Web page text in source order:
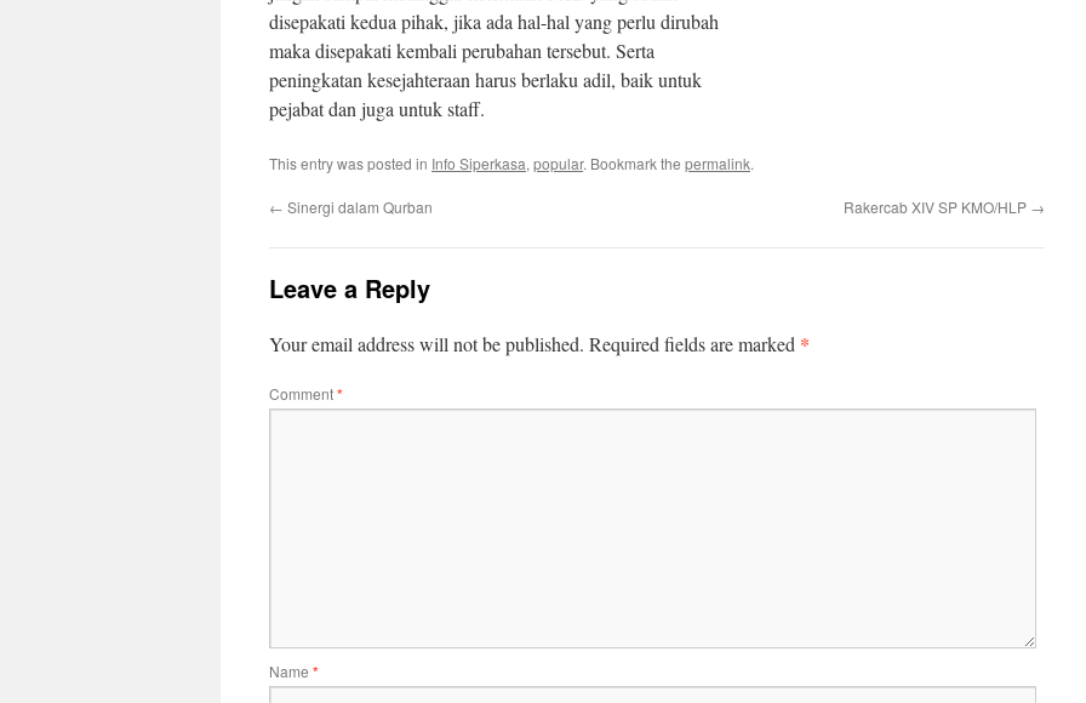
disepakati kedua pihak, jika ada hal-hal yang perlu dirubah
maka disepakati kembali perubahan tersebut. Serta
peningkatan kesejahteraan harus berlaku adil, baik untuk
pejabat dan juga untuk staff.
This entry was posted in Info Siperkasa, popular. Bookmark the permalink.
← Sinergi dalam Qurban Rakercab XIV SP KMO/HLP →
Leave a Reply
Your email address will not be published. Required fields are marked *
Comment*
Name *